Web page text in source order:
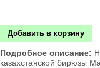
Добавить в корзину
Подробное описание:
казахстанской бирюзы